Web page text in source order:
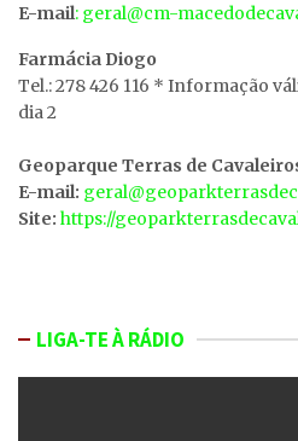
E-mail: geral@cm-
Farmácia Diogo
Tel.: 278 426 116 * Informação
dia 2
Geoparque Terras de
E-mail:
Site: https://
LIGA-TE À RÁDIO